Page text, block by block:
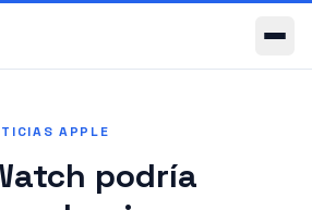
APPLE
podría